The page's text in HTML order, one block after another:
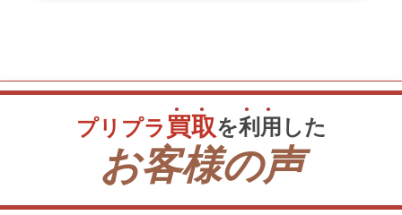
プリプラ 買取を利 用 した
お客様の声